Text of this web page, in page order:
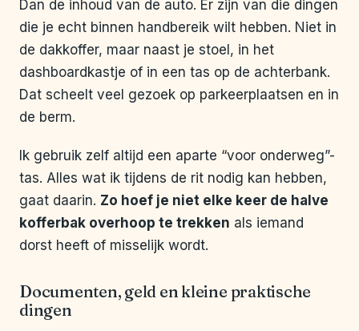
Dan de inhoud van de auto. Er zijn van die dingen
die je echt binnen handbereik wilt hebben. Niet in
de dakkoffer, maar naast je stoel, in het
dashboardkastje of in een tas op de achterbank.
Dat scheelt veel gezoek op parkeerplaatsen en in
de berm.
Ik gebruik zelf altijd een aparte “voor onderweg”-
tas. Alles wat ik tijdens de rit nodig kan hebben,
gaat daarin. Zo hoef je niet elke keer de halve
kofferbak overhoop te trekken als iemand
dorst heeft of misselijk wordt.
Documenten, geld en kleine praktische
dingen